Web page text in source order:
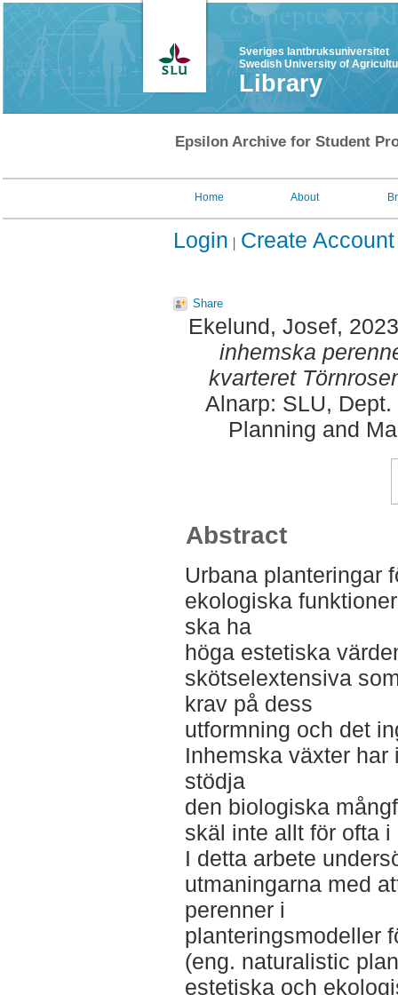
Sveriges lantbruksuniversitet
Swedish University of
Library
Epsilon Archive for Student
Home About
Login Create Account
Share
Ekelund, Josef,
inhemska
kvarteret
Alnarp: SLU,
Planning and
Abstract
Urbana planteringar
ekologiska
ska ha
höga estetiska
skötselextensiva
krav på dess
utformning och det
Inhemska växter har
stödja
den biologiska
skäl inte allt för ofta
I detta arbete
utmaningarna med
perenner i
planteringsmodeller
(eng. naturalistic
estetiska och